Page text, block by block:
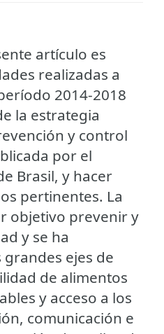
artículo es
realizadas a
2014-2018
la estrategia
y control
por el
Brasil, y hacer
pertinentes. La
objetivo prevenir y
y se ha
ejes de
de alimentos
y acceso a los
comunicación e